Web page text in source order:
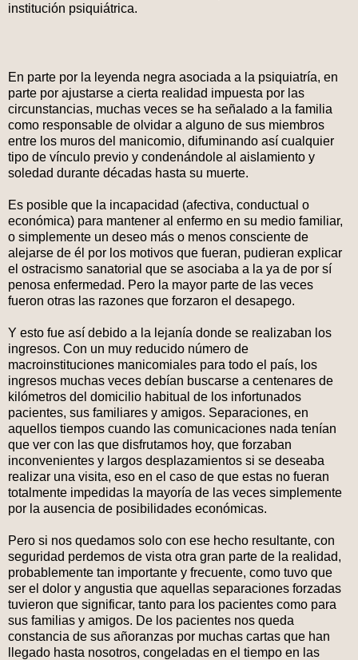
institución psiquiátrica.
En parte por la leyenda negra asociada a la psiquiatría, en
parte por ajustarse a cierta realidad impuesta por las
circunstancias, muchas veces se ha señalado a la familia
como responsable de olvidar a alguno de sus miembros
entre los muros del manicomio, difuminando así cualquier
tipo de vínculo previo y condenándole al aislamiento y
soledad durante décadas hasta su muerte.
Es posible que la incapacidad (afectiva, conductual o
económica) para mantener al enfermo en su medio familiar,
o simplemente un deseo más o menos consciente de
alejarse de él por los motivos que fueran, pudieran explicar
el ostracismo sanatorial que se asociaba a la ya de por sí
penosa enfermedad. Pero la mayor parte de las veces
fueron otras las razones que forzaron el desapego.
Y esto fue así debido a la lejanía donde se realizaban los
ingresos. Con un muy reducido número de
macroinstituciones manicomiales para todo el país, los
ingresos muchas veces debían buscarse a centenares de
kilómetros del domicilio habitual de los infortunados
pacientes, sus familiares y amigos. Separaciones, en
aquellos tiempos cuando las comunicaciones nada tenían
que ver con las que disfrutamos hoy, que forzaban
inconvenientes y largos desplazamientos si se deseaba
realizar una visita, eso en el caso de que estas no fueran
totalmente impedidas la mayoría de las veces simplemente
por la ausencia de posibilidades económicas.
Pero si nos quedamos solo con ese hecho resultante, con
seguridad perdemos de vista otra gran parte de la realidad,
probablemente tan importante y frecuente, como tuvo que
ser el dolor y angustia que aquellas separaciones forzadas
tuvieron que significar, tanto para los pacientes como para
sus familias y amigos. De los pacientes nos queda
constancia de sus añoranzas por muchas cartas que han
llegado hasta nosotros, congeladas en el tiempo en las